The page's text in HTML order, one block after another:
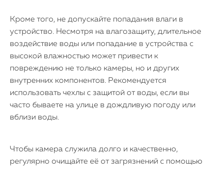
Кроме того, не допускайте попадания влаги в
устройство. Несмотря на влагозащиту, длительное
воздействие воды или попадание в устройства с
высокой влажностью может привести к
повреждению не только камеры, но и других
внутренних компонентов. Рекомендуется
использовать чехлы с защитой от воды, если вы
часто бываете на улице в дождливую погоду или
вблизи воды.
Чтобы камера служила долго и качественно,
регулярно очищайте её от загрязнений с помощью